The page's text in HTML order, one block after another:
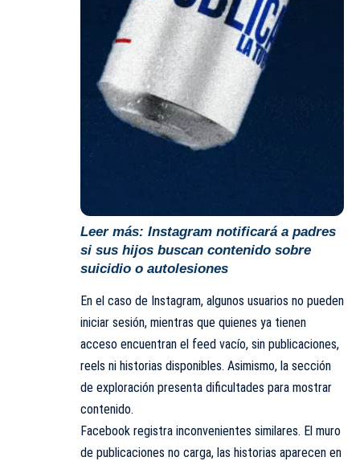
Leer más: Instagram notificará a padres
si sus hijos buscan contenido sobre
suicidio o autolesiones
En el caso de Instagram, algunos usuarios no pueden
iniciar sesión, mientras que quienes ya tienen
acceso encuentran el feed vacío, sin publicaciones,
reels ni historias disponibles. Asimismo, la sección
de exploración presenta dificultades para mostrar
contenido.
Facebook registra inconvenientes similares. El muro
de publicaciones no carga, las historias aparecen en